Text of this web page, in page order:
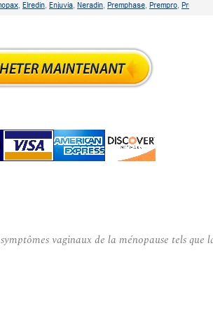
vaginaux de la ménopause tels que